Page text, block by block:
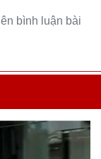
bình luận bài